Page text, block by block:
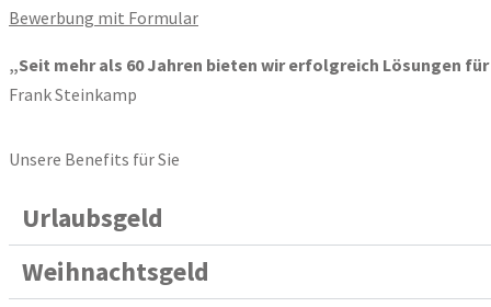
Bewerbung mit Formular
„Seit mehr als 60 Jahren bieten wir erfolgreich Lösungen
Frank Steinkamp
Unsere Benefits für Sie
Urlaubsgeld
Weihnachtsgeld